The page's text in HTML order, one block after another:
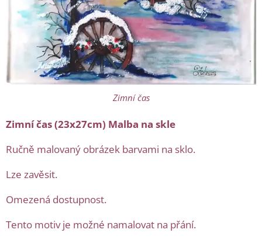
Zimní čas
Zimní čas (23x27cm) Malba na skle
Ručně malovaný obrázek barvami na sklo.
Lze zavěsit.
Omezená dostupnost.
Tento motiv je možné namalovat na přání.